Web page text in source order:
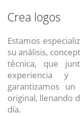
Crea logos
Estamos
su análisis,
técnica, que
experiencia y
garantizamos
original, llenando
día.